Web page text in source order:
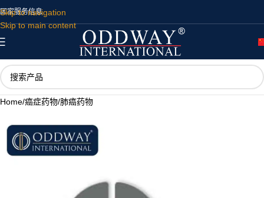
Skip to navigation
Skip to main content
国家服务信息
Home/癌症药物/肺癌药物